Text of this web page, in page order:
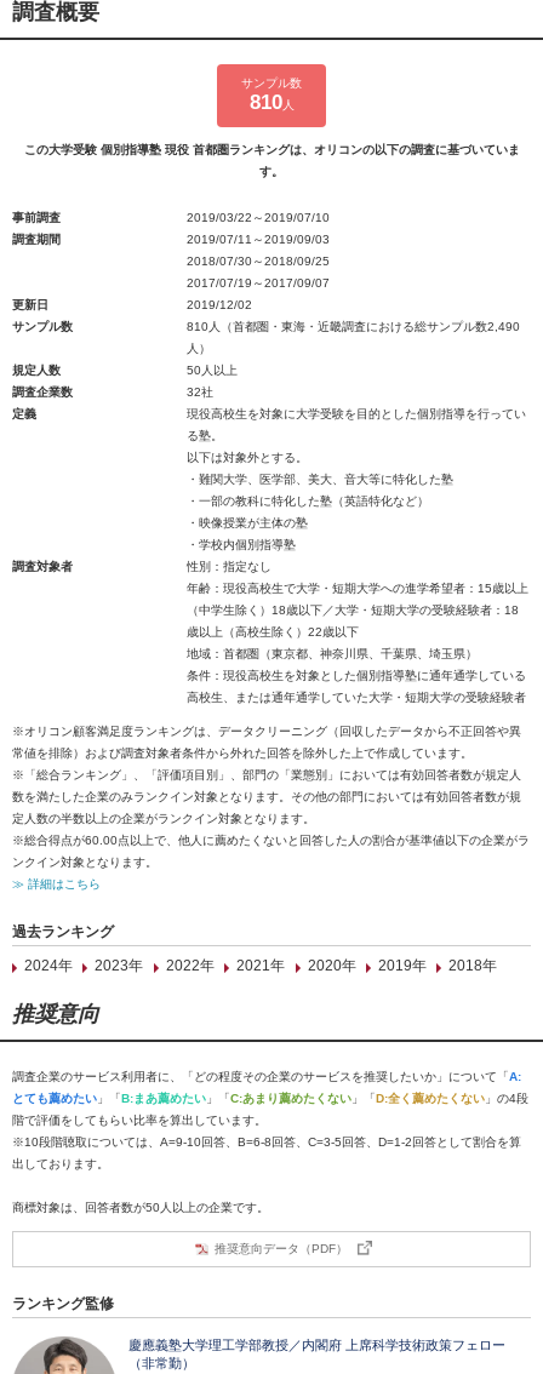
調査概要
サンプル数
810人
この大学受験 個別指導塾 現役 首都圏ランキングは、オリコンの以下の調査に基づいていま
す。
事前調査
2019/03/22～2019/07/10
調査期間
2019/07/11～2019/09/03
2018/07/30～2018/09/25
2017/07/19～2017/09/07
更新日
2019/12/02
サンプル数
810人（首都圏・東海・近畿調査における総サンプル数2,490
人）
規定人数
50人以上
調査企業数
32社
定義
現役高校生を対象に大学受験を目的とした個別指導を行ってい
る塾。
以下は対象外とする。
・難関大学、医学部、美大、音大等に特化した塾
・一部の教科に特化した塾（英語特化など）
・映像授業が主体の塾
・学校内個別指導塾
調査対象者
性別：指定なし
年齢：現役高校生で大学・短期大学への進学希望者：15歳以上
（中学生除く）18歳以下／大学・短期大学の受験経験者：18
歳以上（高校生除く）22歳以下
地域：首都圏（東京都、神奈川県、千葉県、埼玉県）
条件：現役高校生を対象とした個別指導塾に通年通学している
高校生、または通年通学していた大学・短期大学の受験経験者
※オリコン顧客満足度ランキングは、データクリーニング（回収したデータから不正回答や異
常値を排除）および調査対象者条件から外れた回答を除外した上で作成しています。
※「総合ランキング」、「評価項目別」、部門の「業態別」においては有効回答者数が規定人
数を満たした企業のみランクイン対象となります。その他の部門においては有効回答者数が規
定人数の半数以上の企業がランクイン対象となります。
※総合得点が60.00点以上で、他人に薦めたくないと回答した人の割合が基準値以下の企業がラ
ンクイン対象となります。
≫ 詳細はこちら
過去ランキング
2024年
2023年 2022年 2021年 2020年 2019年 2018年
推奨意向
調査企業のサービス利用者に、「どの程度その企業のサービスを推奨したいか」について「A:
とても薦めたい 」「B:まあ薦めたい 」「C:あまり薦めたくない 」「D:全く薦めたくない 」の4段
階で評価をしてもらい比率を算出しています。
※10段階聴取については、A=9-10回答、B=6-8回答、C=3-5回答、D=1-2回答として割合を算
出しております。
商標対象は、回答者数が50人以上の企業です。
推奨意向データ（PDF）
ランキング監修
慶應義塾大学理工学部教授／内閣府 上席科学技術政策フェロー
（非常勤）